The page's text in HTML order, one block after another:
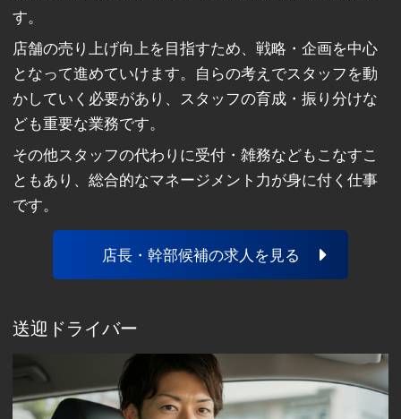
す。
店舗の売り上げ向上を目指すため、戦略・企画を中心
となって進めていけます。自らの考えでスタッフを動
かしていく必要があり、スタッフの育成・振り分けな
ども重要な業務です。
その他スタッフの代わりに受付・雑務などもこなすこ
ともあり、総合的なマネージメント力が身に付く仕事
です。
店長・幹部候補の求人を見る
送迎ドライバー